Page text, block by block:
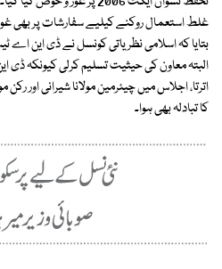
غلط استعمال روکنے کیلیے سفارشات پر بھی
بتایا کہ اسلامی نظریاتی کونسل نے ڈی این
البتہ معاون کی حیثیت تسلیم کرلی کیونکہ ڈی
اترتا، اجلاس میں چیئرمین مولانا شیرانی اور
کا تبادلہ بھی ہوا۔